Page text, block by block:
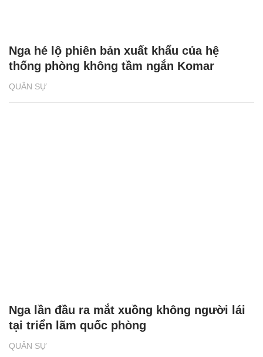
QUÂN SỰ
Nga hé lộ phiên bản xuất khẩu của hệ
thống phòng không tầm ngắn Komar
QUÂN SỰ
Nga lần đầu ra mắt xuồng không người lái
tại triển lãm quốc phòng